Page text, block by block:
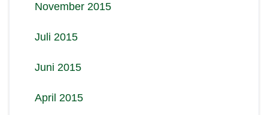
November 2015
Juli 2015
Juni 2015
April 2015